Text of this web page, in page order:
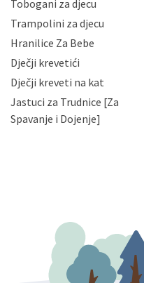
priopćavanje osobnih
zaposlenicima
slučajevima koji su
da možete u svako
zatražiti prestanak
podataka. Opoziv
gore navedenu
Tobogani za djecu
Trampolini za djecu
Hranilice Za Bebe
Dječji krevetići
Dječji kreveti na kat
Jastuci za Trudnice [Za
Spavanje i Dojenje]